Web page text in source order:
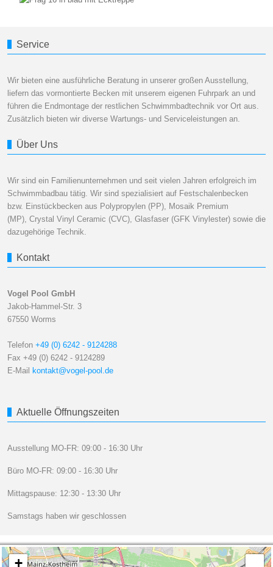
Service
Wir bieten eine ausführliche Beratung in unserer großen Ausstellung,
liefern das vormontierte Becken mit unserem eigenen Fuhrpark an und
führen die Endmontage der restlichen Schwimmbadtechnik vor Ort aus.
Zusätzlich bieten wir diverse Wartungs- und Serviceleistungen an.
Über Uns
Wir sind ein Familienunternehmen und seit vielen Jahren erfolgreich im
Schwimmbadbau tätig. Wir sind spezialisiert auf Festschalenbecken
bzw. Einstückbecken aus Polypropylen (PP), Mosaik Premium
(MP), Crystal Vinyl Ceramic (CVC), Glasfaser (GFK Vinylester) sowie die
dazugehörige Technik.
Kontakt
Vogel Pool GmbH
Jakob-Hammel-Str. 3
67550 Worms
Telefon +49 (0) 6242 - 9124288
Fax +49 (0) 6242 - 9124289
E-Mail
kontakt@vogel-pool.de
Aktuelle Öffnungszeiten
Ausstellung MO-FR: 09:00 - 16:30 Uhr
Büro MO-FR: 09:00 - 16:30 Uhr
Mittagspause: 12:30 - 13:30 Uhr
Samstags haben wir geschlossen
+